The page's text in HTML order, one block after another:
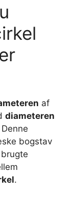
af
diameteren
bogstav
.